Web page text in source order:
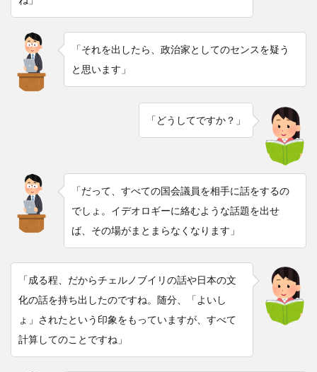
「それを出したら、政治家としてのセンスを疑う
と思います」
「どうしてですか？」
「だって、すべての国会議員を相手に話をするの
でしょ。イデオロギーに絡むような話題を出せ
ば、その場がまとまらなくなります」
「成る程、だからチェルノブイリの話や日本の文
化の話を持ち出したのですね。随分、「よいし
ょ」されたという印象をもっていますが、すべて
計算してのことですね」